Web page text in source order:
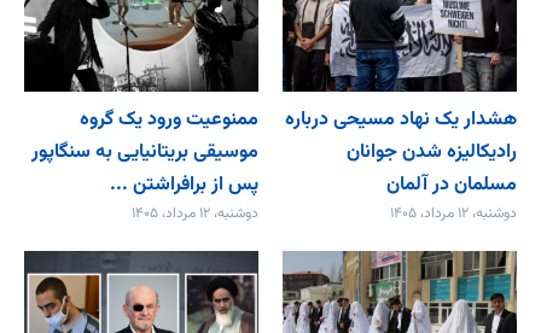
هشدار یک نهاد مسیحی درباره
رادیکالیزه شدن جوانان
مسلمان در آلمان
دوشنبه، ۱۲ مرداد، ۱۴۰۵
ممنوعیت ورود یک گروه
موسیقی بریتانیایی به سنگاپور
پس از برافراشتن ...
دوشنبه، ۱۲ مرداد، ۱۴۰۵